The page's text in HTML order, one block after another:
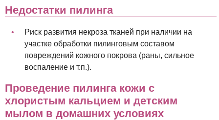
Недостатки пилинга
Риск развития некроза тканей при наличии на
участке обработки пилинговым составом
повреждений кожного покрова (раны, сильное
воспаление и т.п.).
Проведение пилинга кожи с
хлористым кальцием и детским
мылом в домашних условиях